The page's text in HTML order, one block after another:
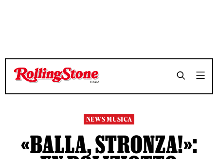
TEMPO DI LETTURA 4 MINUTI SHARE
TEMPO DI LETTURA 4 MINUTI SHARE
NEWS MUSICA
«BALLA, STRONZA!»: